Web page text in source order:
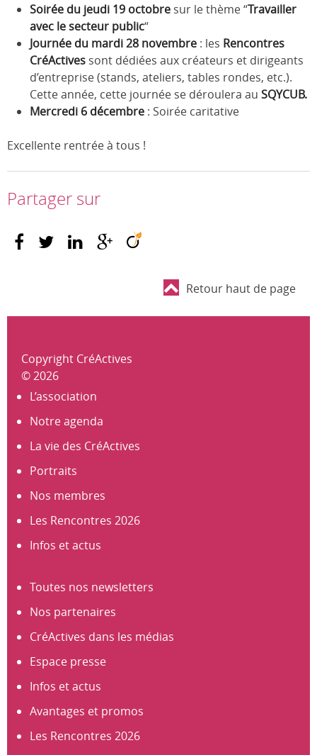
Soirée du jeudi 19 octobre sur le thème “Travailler
avec le secteur public“
Journée du mardi 28 novembre : les Rencontres
CréActives sont dédiées aux créateurs et dirigeants
d’entreprise (stands, ateliers, tables rondes, etc.).
Cette année, cette journée se déroulera au SQYCUB.
Mercredi 6 décembre : Soirée caritative
Excellente rentrée à tous !
Partager sur
Retour haut de page
Copyright CréActives
© 2026
L’association
Notre agenda
La vie des CréActives
Portraits
Nos membres
Les Rencontres 2026
Infos et actus
Toutes nos newsletters
Nos partenaires
CréActives dans les médias
Espace presse
Infos et actus
Avantages et promos
Les Rencontres 2026